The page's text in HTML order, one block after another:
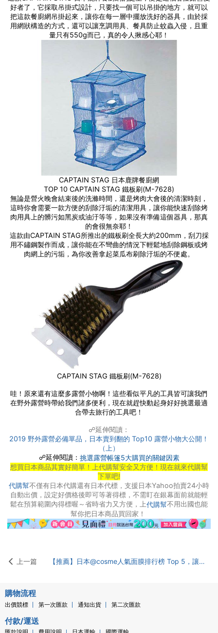
好者了，它採取吊掛式設計，只要找一個可以吊掛的地方，就可以
把這款餐廚網吊掛起來，讓你在每一層中擺放洗好的器具，由於採
用網狀構造的方式，還可以讓烹調用具、餐具防止蚊蟲入侵，且重
量只有550g而已，真的令人揪感心耶！
CAPTAIN STAG 日本鹿牌餐廚網
TOP 10 CAPTAIN STAG 鐵板刷(M-7628)
無論是營火晚會結束後的洗滌時間，還是烤肉大會後的清潔時刻，
這時你會需要一款方便的刮除汙垢的清潔用具，讓你能快速刮除烤
肉用具上的髒污如黑炭或油汙等等，如果沒有準備這個器具，那真
的會很無奈耶！
這款由CAPTAIN STAG所推出的鐵板刷全長大約200mm，刮刀採
用不鏽鋼製作而成，讓你能在不彎曲的情況下輕鬆地刮除鋼板或烤
肉網上的污垢，為你改善拿起菜瓜布刷除汙垢的不便處。
CAPTAIN STAG 鐵板刷(M-7628)
哇！原來還有這麼多露營小物啊！這些看似平凡的工具皆可讓我們
在野外露營時帶給我們諸多便利，現在就趕快動起身好好挑選最適
合帶去旅行的工具吧！
☍延伸閱讀：
2019 野外露營必備單品，日本賣到翻的 Top10 露營小物大公開！
（上）
☍延伸閱讀： 挑選露營帳篷5大購買的關鍵因素
想買日本商品其實好簡單！上代購幫安全又方便！現在就來代購幫
下單吧!
代購幫不僅有日本代購還有日本代標，支援日本Yahoo拍賣24小時
自動出價，設定好價格後即可等著得標，不需盯在銀幕面前就能輕
鬆在預算範圍內得標喔～省時省力又方便，上代購幫不用出國也能
幫你把日本商品買回家！
上一篇 【推薦】日本@cosme人氣面膜排行榜 Top 5，讓你跟著日本人一起變美！
購物流程
出價競標 第一次匯款 通知出貨 第二次匯款
付款/運送